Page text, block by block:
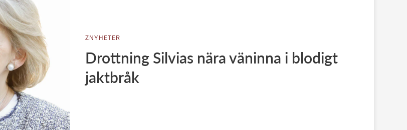
ZNYHETER
Drottning Silvias nära väninna i blodigt
jaktbråk